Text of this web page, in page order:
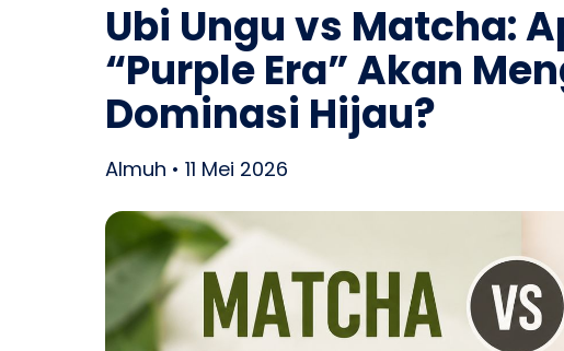
Ubi Ungu vs Matcha:
“Purple Era” Akan
Dominasi Hijau?
Almuh • 11 Mei 2026